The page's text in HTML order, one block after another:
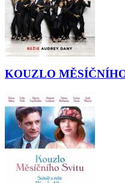
KOUZLO